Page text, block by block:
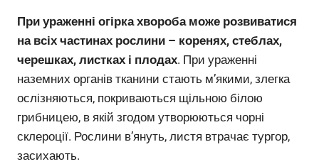
При ураженні огірка хвороба може розвиватися
на всіх частинах рослини – коренях, стеблах,
черешках, листках і плодах. При ураженні
наземних органів тканини стають м’якими, злегка
ослізняються, покриваються щільною білою
грибницею, в якій згодом утворюються чорні
склероції. Рослини в’януть, листя втрачає тургор,
засихають.